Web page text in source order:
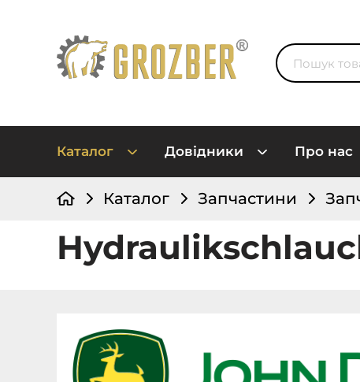
Каталог Довідники Про нас
Каталог Запчастини